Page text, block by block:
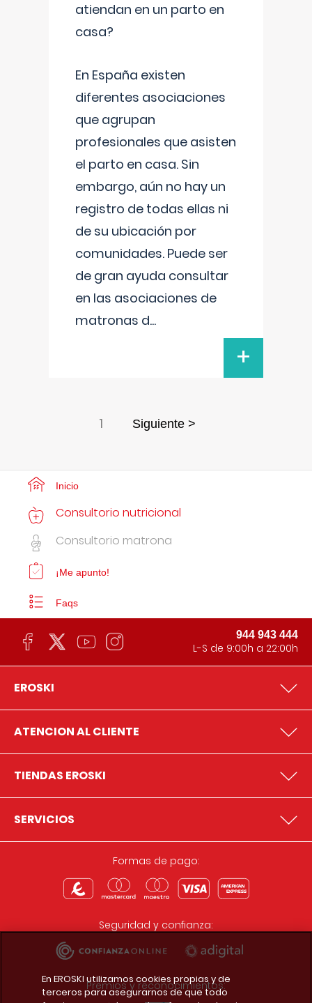
atiendan en un parto en
casa?
En España existen
diferentes asociaciones
que agrupan
profesionales que asisten
el parto en casa. Sin
embargo, aún no hay un
registro de todas ellas ni
de su ubicación por
comunidades. Puede ser
de gran ayuda consultar
en las asociaciones de
matronas d...
+
1 Siguiente >
Inicio
Consultorio nutricional
Consultorio matrona
¡Me apunto!
Faqs
944 943 444
L-S de 9:00h a 22:00h
EROSKI
ATENCION AL CLIENTE
TIENDAS EROSKI
SERVICIOS
Formas de pago:
Seguridad y confianza:
Premios y reconocimientos:
En EROSKI utilizamos cookies propias y de
terceros para asegurarnos de que todo